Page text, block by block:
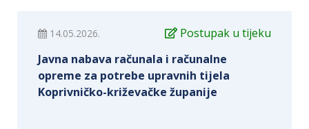
14.05.2026.
Postupak u tijeku
Javna nabava računala i računalne
opreme za potrebe upravnih tijela
Koprivničko-križevačke županije